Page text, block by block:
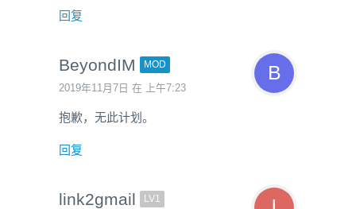
回复
BeyondIM MOD
2019年11月7日 在 上午7:23
抱歉，无此计划。
回复
link2gmail LV1